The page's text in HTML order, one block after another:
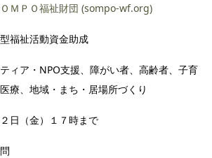
ＭＰＯ福祉財団 (sompo-wf.org)
福祉活動資金助成
ィア・NPO支援、障がい者、高齢者、子育
療、地域・まち・居場所づくり
（金）１７時まで